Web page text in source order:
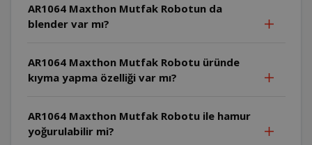
AR1064 Maxthon Mutfak Robotun da
blender var mı?
AR1064 Maxthon Mutfak Robotu üründe
kıyma yapma özelliği var mı?
AR1064 Maxthon Mutfak Robotu ile hamur
yoğurulabilir mi?